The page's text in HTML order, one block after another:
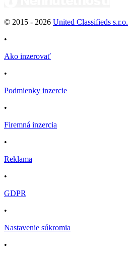
© 2015 - 2026 United Classifieds s.r.o.
•
Ako inzerovať
•
Podmienky inzercie
•
Firemná inzercia
•
Reklama
•
GDPR
•
Nastavenie súkromia
•